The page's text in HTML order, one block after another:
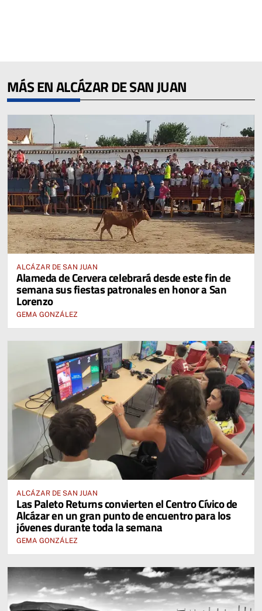
MÁS EN ALCÁZAR DE SAN JUAN
ALCÁZAR DE SAN JUAN
Alameda de Cervera celebrará desde este fin de
semana sus fiestas patronales en honor a San
Lorenzo
GEMA GONZÁLEZ
ALCÁZAR DE SAN JUAN
Las Paleto Returns convierten el Centro Cívico de
Alcázar en un gran punto de encuentro para los
jóvenes durante toda la semana
GEMA GONZÁLEZ